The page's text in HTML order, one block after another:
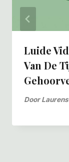
Luide
Van De
Door Laurens